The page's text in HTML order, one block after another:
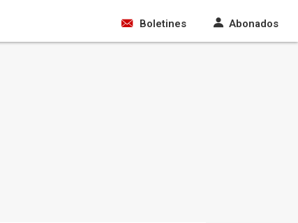
Boletines Abonados